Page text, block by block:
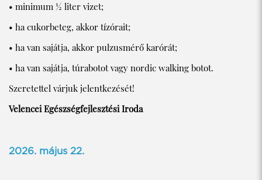
• minimum ½ liter vizet;
• ha cukorbeteg, akkor tízórait;
• ha van sajátja, akkor pulzusmérő karórát;
• ha van sajátja, túrabotot vagy nordic walking botot.
Szeretettel várjuk jelentkezését!
Velencei Egészségfejlesztési Iroda
2026. május 22.